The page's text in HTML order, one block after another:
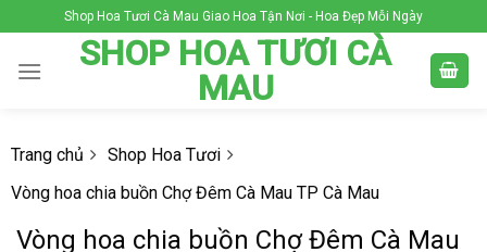
to
content
Shop Hoa Tươi Cà Mau Giao Hoa Tận Nơi - Hoa Đẹp Mỗi Ngày
SHOP HOA TƯƠI CÀ
MAU
Trang chủ
Shop Hoa Tươi
Vòng hoa chia buồn Chợ Đêm Cà Mau TP Cà Mau
Vòng hoa chia buồn Chợ Đêm Cà Mau